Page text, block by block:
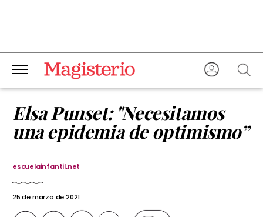
Elsa Punset: "Necesitamos
una epidemia de optimismo”
escuelainfantil.net
25 de marzo de 2021